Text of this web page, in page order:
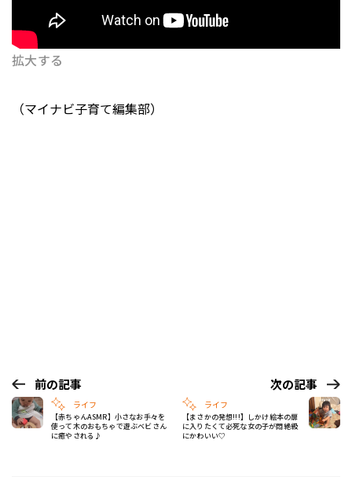
拡大する
（マイナビ子育て編集部）
前の記事
ライフ
【赤ちゃんASMR】小さなお手々を
使って木のおもちゃで遊ぶベビさん
に癒やされる♪
次の記事
ライフ
【まさかの発想!!!】しかけ絵本の扉
に入りたくて必死な女の子が悶絶級
にかわいい♡